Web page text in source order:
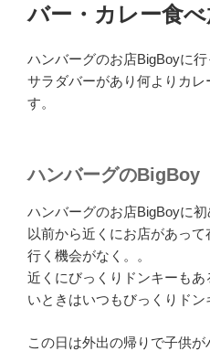
バー・カレー食
ハンバーグのお店BigBoyに行
サラダバーがあり何よりカ
す。
ハンバーグのBigBoy
ハンバーグのお店BigBoyに初
以前から近くにお店があっ
行く機会がなく。。
近くにびっくりドンキーも
いときはいつもびっくりドン
この日は外出の帰りで子供